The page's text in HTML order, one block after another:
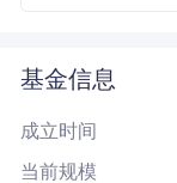
基金信息
成立时间
当前规模